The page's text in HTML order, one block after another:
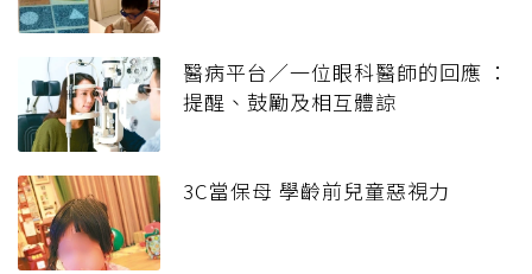
醫病平台／一位眼科醫師的回應 ：
提醒、鼓勵及相互體諒
3C當保母 學齡前兒童惡視力